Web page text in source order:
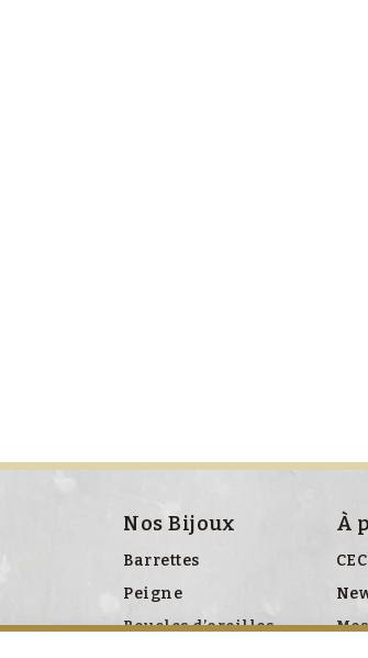
Nos Bijoux
Barrettes
Peigne
Boucles d’oreilles
À